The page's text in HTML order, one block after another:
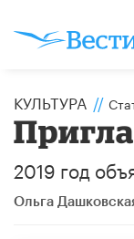
КУЛЬТУРА //
2019 год
Ольга